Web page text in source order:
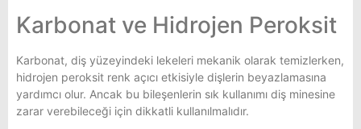
Karbonat ve Hidrojen Peroksit
Karbonat, diş yüzeyindeki lekeleri mekanik olarak temizlerken,
hidrojen peroksit renk açıcı etkisiyle dişlerin beyazlamasına
yardımcı olur. Ancak bu bileşenlerin sık kullanımı diş minesine
zarar verebileceği için dikkatli kullanılmalıdır.